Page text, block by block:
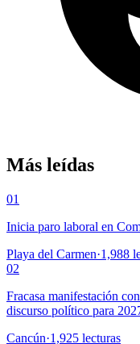
Más leídas
01
Inicia paro laboral en
Playa del Carmen·1,988
02
Fracasa manifestación
discurso político para
Cancún·1,925 lecturas